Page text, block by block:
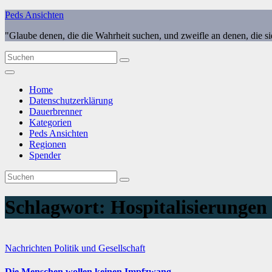
Zum
springen
Peds Ansichten
"Glaube denen, die die Wahrheit suchen, und zweifle an denen, die
Home
Datenschutzerklärung
Dauerbrenner
Kategorien
Peds Ansichten
Regionen
Spender
Schlagwort: Hospitalisierungen
Nachrichten Politik und Gesellschaft